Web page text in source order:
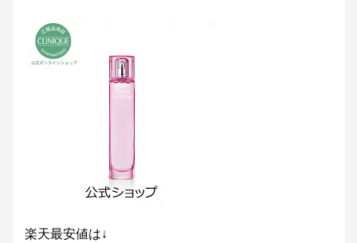
楽天最安値は↓